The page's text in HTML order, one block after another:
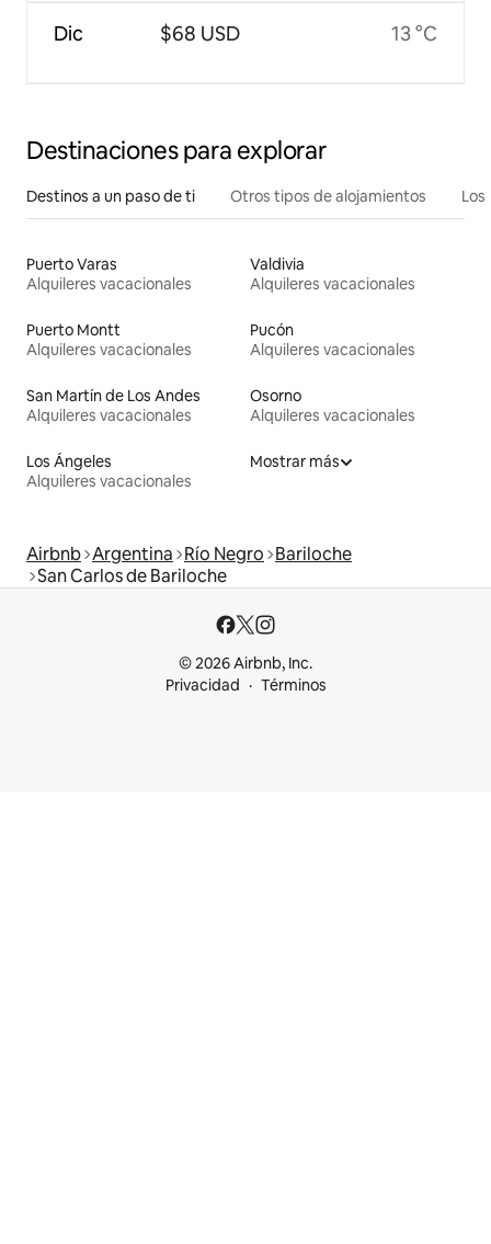
Dic $68 USD 13 °C
Destinaciones para explorar
Destinos a un paso de ti Otros tipos de alojamientos
Puerto Varas
Alquileres vacacionales
Valdivia
Alquileres vacacionales
Puerto Montt
Alquileres vacacionales
Pucón
Alquileres vacacionales
San Martín de Los Andes
Alquileres vacacionales
Osorno
Alquileres vacacionales
Los Ángeles
Alquileres vacacionales
Mostrar más
Airbnb Argentina Río Negro Bariloche
San Carlos de Bariloche
© 2026 Airbnb, Inc.
Privacidad
Términos